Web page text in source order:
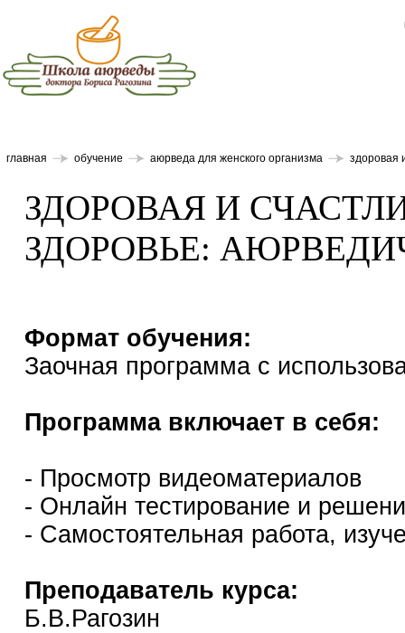
главная обучение аюрведа для женского организма здоровая
ЗДОРОВАЯ И
ЗДОРОВЬЕ:
Формат обучения:
Заочная программа с
Программа включает в себя:
- Просмотр видеоматериалов
- Онлайн тестирование и
- Самостоятельная работа,
Преподаватель курса:
Б.В.Рагозин